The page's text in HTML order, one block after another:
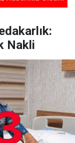
Nakli